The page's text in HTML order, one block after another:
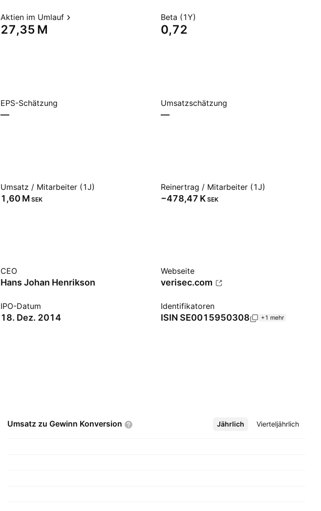
Aktien im Umlauf
‪27,35 M‬
Beta (1Y)
0,72
EPS-Schätzung
—
Umsatzschätzung
—
Umsatz / Mitarbeiter (1J)
‪1,60 M‬ SEK
Reinertrag / Mitarbeiter (1J)
‪−478,47 K‬ SEK
CEO
Hans Johan Henrikson
Webseite
verisec.com
IPO-Datum
18. Dez. 2014
Identifikatoren
ISIN SE0015950308 +1 mehr
Umsatz zu Gewinn Konversion Jährlich Vierteljährlich
Mehr